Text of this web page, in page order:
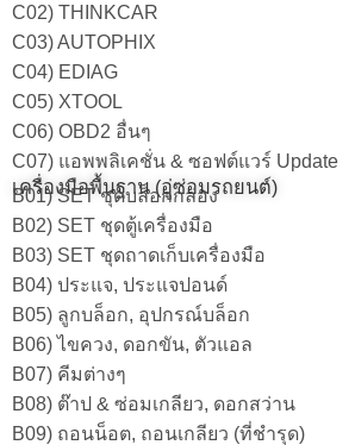
C02) THINKCAR
C03) AUTOPHIX
C04) EDIAG
C05) XTOOL
C06) OBD2 อื่นๆ
C07) แอพพลิเคชั่น & ซอฟต์แวร์ Update
เครื่องมือพื้นฐาน (อู่ซ่อมรถยนต์)
B01) SET ชุดบล็อกกล่อง
B02) SET ชุดตู้เครื่องมือ
B03) SET ชุดถาดเก็บเครื่องมือ
B04) ประแจ, ประแจปอนด์
B05) ลูกบล็อก, อุปกรณ์บล็อก
B06) ไขควง, ดอกขัน, ตัวแอล
B07) คีมต่างๆ
B08) ต๊าป & ซ่อมเกลียว, ดอกสว่าน
B09) ถอนน็อต, ถอนเกลียว (ที่ชำรุด)